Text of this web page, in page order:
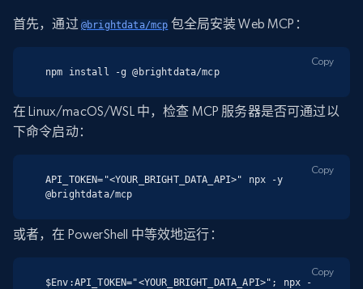
首先，通过 @brightdata/mcp 包全局安装 Web MCP：
npm install -g @brightdata/mcp
Copy
在 Linux/macOS/WSL 中，检查 MCP 服务器是否可通过以
下命令启动：
API_TOKEN="<YOUR_BRIGHT_DATA_API>" npx -y
@brightdata/mcp
Copy
或者，在 PowerShell 中等效地运行：
$Env:API_TOKEN="<YOUR_BRIGHT_DATA_API>"; npx -
Copy